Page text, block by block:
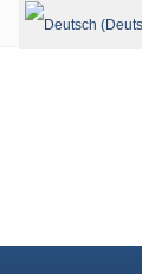
Sprache auswählen